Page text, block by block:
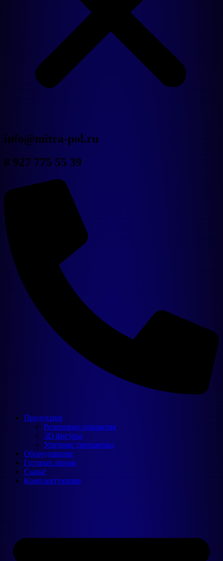
Новости
Дилерам
Контакты
info@mitra-pol.ru
8 927 775 55 39
Продукция
Резиновые покрытия
3D фигуры
Уличные тренажеры
Оборудование
Готовые линии
Сырьё
Комплектующие